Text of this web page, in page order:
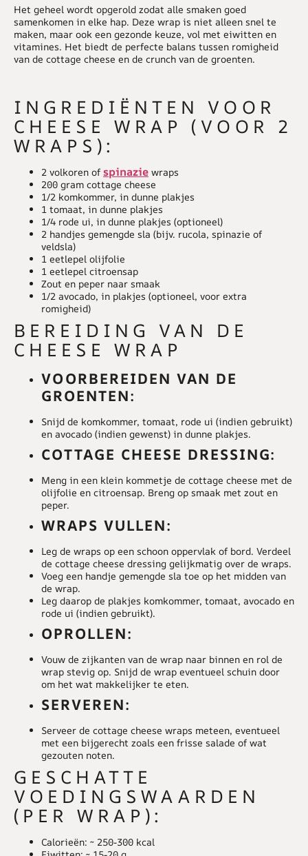
Het geheel wordt opgerold zodat alle smaken goed
samenkomen in elke hap. Deze wrap is niet alleen snel te
maken, maar ook een gezonde keuze, vol met eiwitten en
vitamines. Het biedt de perfecte balans tussen romigheid
van de cottage cheese en de crunch van de groenten.
INGREDIËNTEN VOOR
CHEESE WRAP (VOOR 2
WRAPS):
2 volkoren of spinazie wraps
200 gram cottage cheese
1/2 komkommer, in dunne plakjes
1 tomaat, in dunne plakjes
1/4 rode ui, in dunne plakjes (optioneel)
2 handjes gemengde sla (bijv. rucola, spinazie of
veldsla)
1 eetlepel olijfolie
1 eetlepel citroensap
Zout en peper naar smaak
1/2 avocado, in plakjes (optioneel, voor extra
romigheid)
BEREIDING VAN DE
CHEESE WRAP
VOORBEREIDEN VAN DE
GROENTEN:
Snijd de komkommer, tomaat, rode ui (indien gebruikt)
en avocado (indien gewenst) in dunne plakjes.
COTTAGE CHEESE DRESSING:
Meng in een klein kommetje de cottage cheese met de
olijfolie en citroensap. Breng op smaak met zout en
peper.
WRAPS VULLEN:
Leg de wraps op een schoon oppervlak of bord. Verdeel
de cottage cheese dressing gelijkmatig over de wraps.
Voeg een handje gemengde sla toe op het midden van
de wrap.
Leg daarop de plakjes komkommer, tomaat, avocado en
rode ui (indien gebruikt).
OPROLLEN:
Vouw de zijkanten van de wrap naar binnen en rol de
wrap stevig op. Snijd de wrap eventueel schuin door
om het wat makkelijker te eten.
SERVEREN:
Serveer de cottage cheese wraps meteen, eventueel
met een bijgerecht zoals een frisse salade of wat
gezouten noten.
GESCHATTE
VOEDINGSWAARDEN
(PER WRAP):
Calorieën: ~ 250-300 kcal